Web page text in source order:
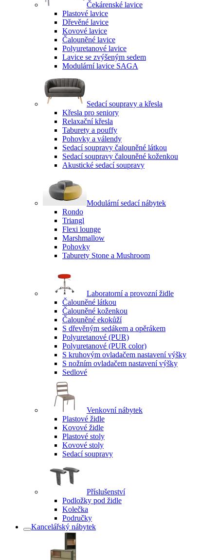
Čekárenské lavice
Plastové lavice
Dřevěné lavice
Kovové lavice
Čalouněné lavice
Polyuretanové lavice
Lavice se zvýšeným sedem
Modulární lavice SAGA
Sedací soupravy a křesla
Křesla pro seniory
Relaxační křesla
Taburety a pouffy
Pohovky a válendy
Sedací soupravy čalouněné látkou
Sedací soupravy čalouněné koženkou
Akustické sedací soupravy
Modulární sedací nábytek
Rondo
Triangl
Flexi lounge
Marshmallow
Pohovky
Taburety Stone a Mushroom
Laboratorní a provozní židle
Čalouněné látkou
Čalouněné koženkou
Čalouněné ekokůží
S dřevěným sedákem a opěrákem
Polyuretanové (PUR)
Polyuretanové (PUR color)
S kruhovým ovladačem nastavení výšky
S nožním ovladačem nastavení výšky
Sedlové
Venkovní nábytek
Plastové židle
Kovové židle
Plastové stoly
Kovové stoly
Sedací soupravy
Příslušenství
Podložky pod židle
Kolečka
Područky
Kancelářský nábytek